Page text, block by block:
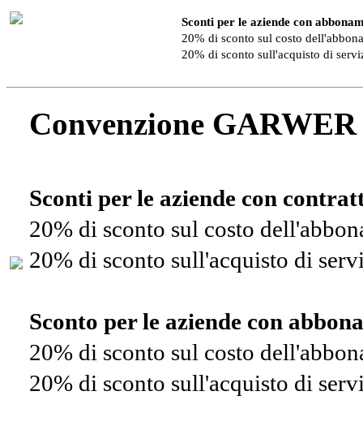
Sconti per le aziende con
20% di sconto sul costo
20% di sconto sull'acquisto di
Convenzione
Sconti per le aziende con
20% di sconto sul costo
20% di sconto sull'acquisto di
Sconto per le aziende con
20% di sconto sul costo
20% di sconto sull'acquisto di